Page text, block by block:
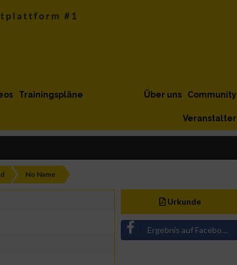
Trainingspläne Community
Über uns
Veranstalter
No Name
Urkunde
Ergebnis auf Facebook teilen